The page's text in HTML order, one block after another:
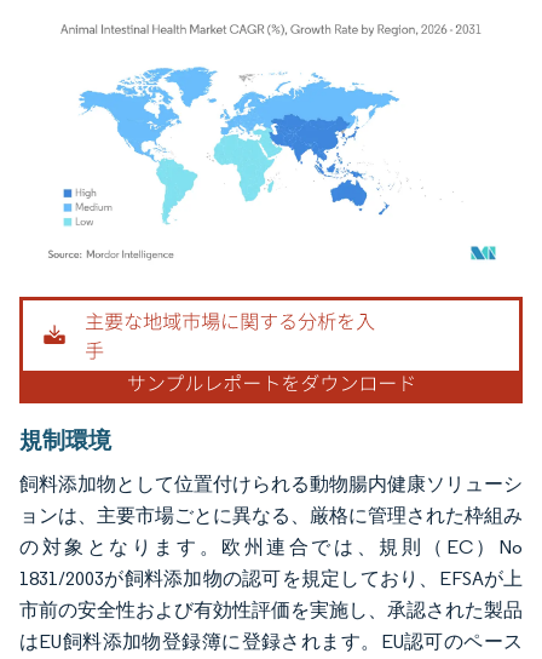
画像 © Mordor Intelligence。再利用にはCC BY 4.0の表示が必要です。
規制環境
飼料添加物として位置付けられる動物腸内健康ソリューシ
ョンは、主要市場ごとに異なる、厳格に管理された枠組み
の対象となります。欧州連合では、規則（EC）No
1831/2003が飼料添加物の認可を規定しており、EFSAが上
市前の安全性および有効性評価を実施し、承認された製品
はEU飼料添加物登録簿に登録されます。EU認可のペース